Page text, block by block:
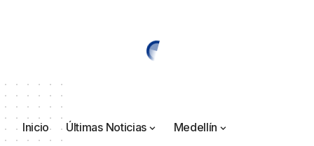
Inicio Últimas Noticias Medellín